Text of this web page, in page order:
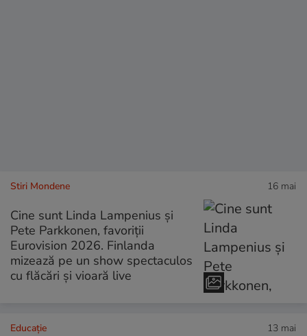
Stiri Mondene 16 mai
Cine sunt Linda Lampenius și
Pete Parkkonen, favoriții
Eurovision 2026. Finlanda
mizează pe un show spectaculos
cu flăcări și vioară live
Educație 13 mai